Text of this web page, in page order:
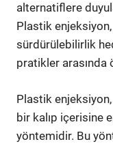
alternatiflere
Plastik
sürdürülebilirlik
pratikler arasında
Plastik
bir kalıp içerisine
yöntemidir. Bu